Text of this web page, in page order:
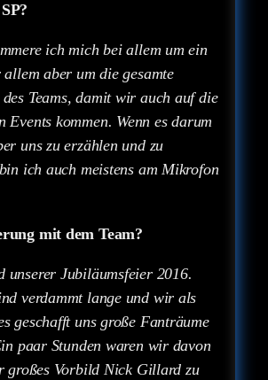
ich mich bei allem um ein
allem aber um die gesamte
Teams, damit wir auch auf die
Events kommen. Wenn es darum
uns zu erzählen und zu
ich auch meistens am Mikrofon
mit dem Team?
unserer Jubiläumsfeier 2016.
verdammt lange und wir als
geschafft uns große Fanträume
paar Stunden waren wir davon
großes Vorbild Nick Gillard zu